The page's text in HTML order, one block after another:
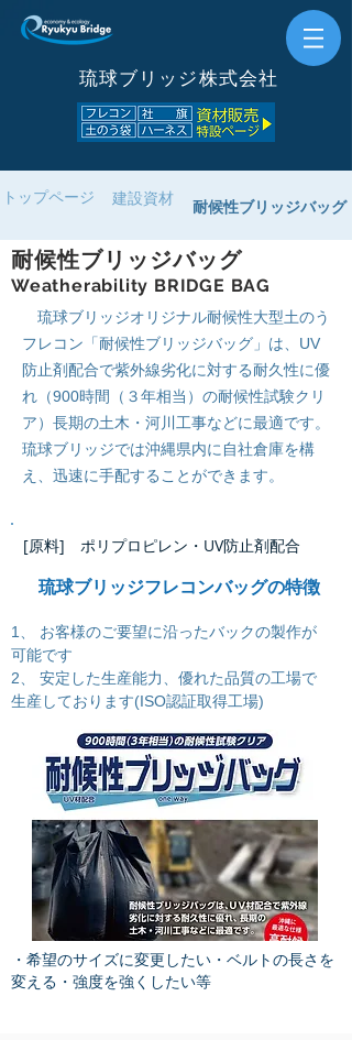
琉球ブリッジ株式会社
トップページ
耐候性ブリッジバッグ
建設資材
耐候性ブリッジバッグ
Weatherability BRIDGE BAG
琉球ブリッジオリジナル耐候性大型土のう
フレコン「耐候性ブリッジバッグ」は、UV
防止剤配合で紫外線劣化に対する耐久性に優
れ（900時間（３年相当）の耐候性試験クリ
ア）長期の土木・河川工事などに最適です。
琉球ブリッジでは沖縄県内に自社倉庫を構
え、迅速に手配することができます。
[原料] ポリプロピレン・UV防止剤配合
琉球ブリッジフレコンバッグの特徴
1、 お客様のご要望に沿ったバックの製作が
可能です
2、 安定した生産能力、優れた品質の工場で
生産しております(ISO認証取得工場)
・希望のサイズに変更したい・ベルトの長さを
変える​・強度を強くしたい等